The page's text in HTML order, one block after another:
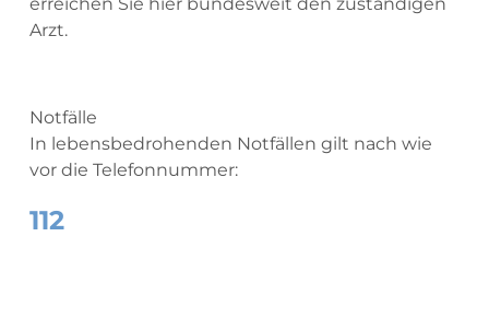
erreichen Sie hier bundesweit den zuständigen
Arzt.
Notfälle
In lebensbedrohenden Notfällen gilt nach wie
vor die Telefonnummer:
112